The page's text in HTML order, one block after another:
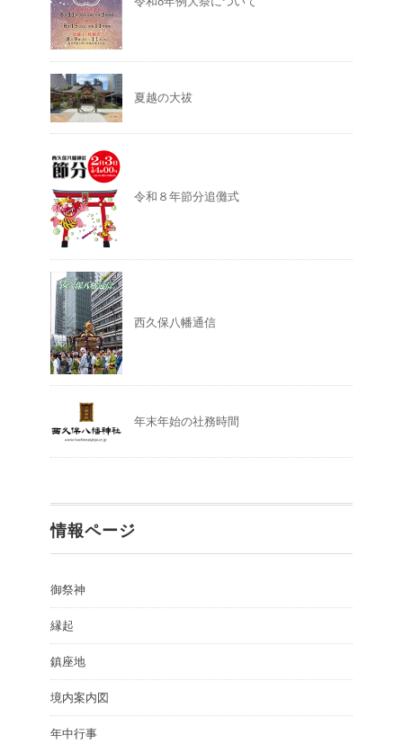
夏越の大祓
令和８年節分追儺式
西久保八幡通信
年末年始の社務時間
情報ページ
御祭神
縁起
鎮座地
境内案内図
年中行事